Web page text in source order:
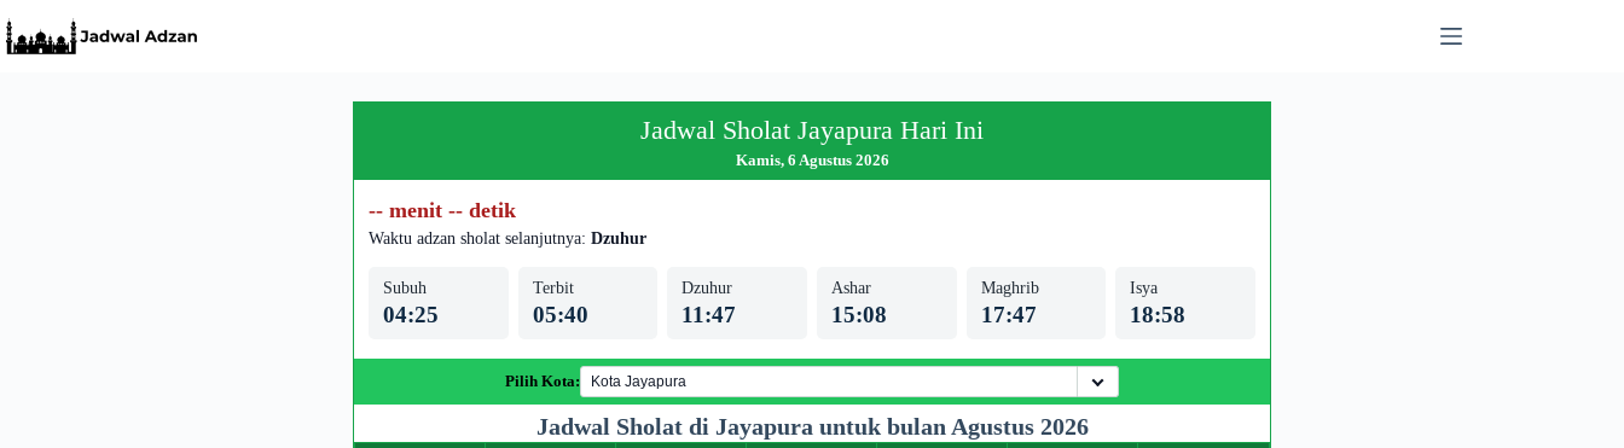
to
content
Jadwal Sholat Jayapura Hari Ini
Kamis, 6 Agustus 2026
-- menit -- detik
Waktu adzan sholat selanjutnya: Dzuhur
Subuh
04:25
Terbit
05:40
Dzuhur
11:47
Ashar
15:08
Maghrib
17:47
Isya
18:58
Pilih Kota:
Jadwal Sholat di Jayapura untuk bulan Agustus 2026